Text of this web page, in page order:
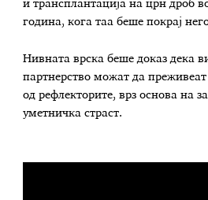
и трансплантација на црн дроб
година, кога таа беше покрај
Нивната врска беше доказ дека
партнерство можат да преживеат
од рефлекторите, врз основа на
уметничка страст.